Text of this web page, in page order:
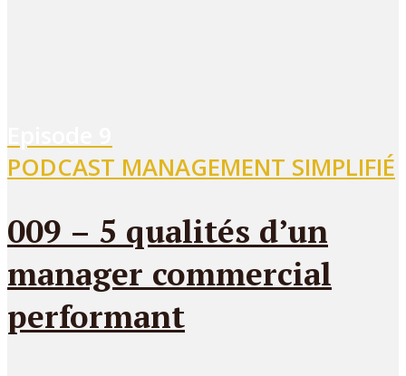
PODCAST MANAGEMENT SIMPLIFIÉ
009 – 5 qualités d’un
manager commercial
performant